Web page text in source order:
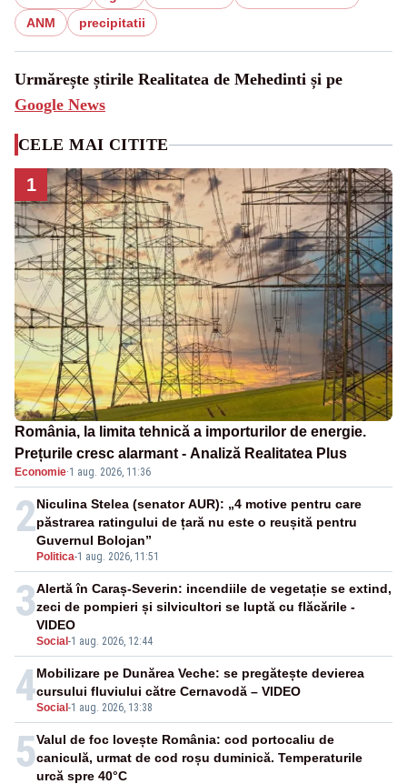
ANM
precipitatii
Urmărește știrile Realitatea de Mehedinti și pe
Google News
CELE MAI CITITE
1
România, la limita tehnică a importurilor de energie.
Prețurile cresc alarmant - Analiză Realitatea Plus
Economie·1 aug. 2026, 11:36
2
Politica-1 aug. 2026, 11:51
Niculina Stelea (senator AUR): „4 motive pentru care
păstrarea ratingului de țară nu este o reușită pentru
Guvernul Bolojan”
3
Social-1 aug. 2026, 12:44
Alertă în Caraș-Severin: incendiile de vegetație se extind,
zeci de pompieri și silvicultori se luptă cu flăcările -
VIDEO
4Social-1 aug. 2026, 13:38
Mobilizare pe Dunărea Veche: se pregătește devierea
cursului fluviului către Cernavodă – VIDEO
5Valul de foc lovește România: cod portocaliu de
caniculă, urmat de cod roșu duminică. Temperaturile
urcă spre 40°C